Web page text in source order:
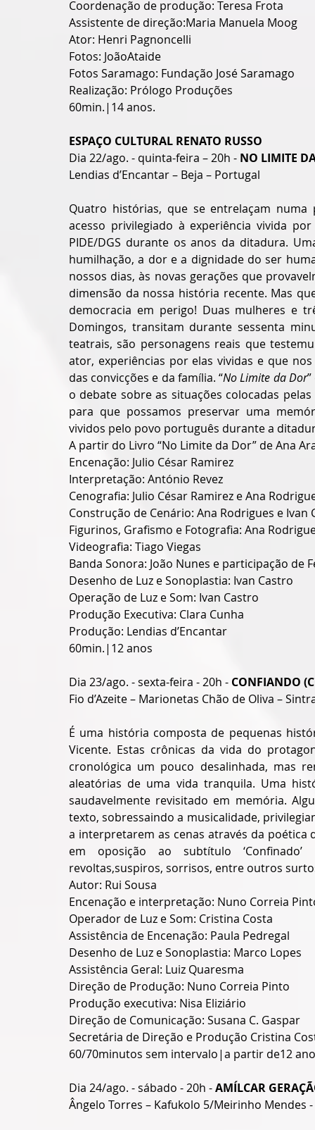
Coordenação de produção: Teresa Frota
Assistente de direção:Maria Manuela Moog
Ator: Henri Pagnoncelli
Fotos: JoãoAtaide
Fotos Saramago: Fundação José Saramago
Realização: Prólogo Produções
60min.|14 anos.
ESPAÇO CULTURAL RENATO RUSSO
Dia 22/ago. - quinta-feira – 20h - NO LIMITE
Lendias d’Encantar – Beja – Portugal
Quatro histórias, que se entrelaçam
acesso privilegiado à experiência vivida
PIDE/DGS durante os anos da ditadura.
humilhação, a dor e a dignidade do ser
nossos dias, às novas gerações que
dimensão da nossa história recente. Mas
democracia em perigo! Duas mulheres e
Domingos, transitam durante sessenta
teatrais, são personagens reais que
ator, experiências por elas vividas e que
das convicções e da família. “No Limite da Dor
o debate sobre as situações colocadas
para que possamos preservar uma
vividos pelo povo português durante a
A partir do Livro “No Limite da Dor” de Ana
Encenação: Julio César Ramirez
Interpretação: António Revez
Cenografia: Julio César Ramirez e Ana
Construção de Cenário: Ana Rodrigues e Ivan
Figurinos, Grafismo e Fotografia: Ana
Videografia: Tiago Viegas
Banda Sonora: João Nunes e participação de
Desenho de Luz e Sonoplastia: Ivan Castro
Operação de Luz e Som: Ivan Castro
Produção Executiva: Clara Cunha
Produção: Lendias d’Encantar
60min.|12 anos
Dia 23/ago. - sexta-feira - 20h - CONFIANDO
Fio d’Azeite – Marionetas Chão de Oliva –
É uma história composta de pequenas
Vicente. Estas crônicas da vida do
cronológica um pouco desalinhada, mas
aleatórias de uma vida tranquila. Uma
saudavelmente revisitado em memória.
texto, sobressaindo a musicalidade,
a interpretarem as cenas através da poética
em oposição ao subtítulo
revoltas,suspiros, sorrisos, entre outros
Autor: Rui Sousa
Encenação e interpretação: Nuno Correia
Operador de Luz e Som: Cristina Costa
Assistência de Encenação: Paula Pedregal
Desenho de Luz e Sonoplastia: Marco Lopes
Assistência Geral: Luiz Quaresma
Direção de Produção: Nuno Correia Pinto
Produção executiva: Nisa Eliziário
Direção de Comunicação: Susana C. Gaspar
Secretária de Direção e Produção Cristina
60/70minutos sem intervalo|a partir de12
Dia 24/ago. - sábado - 20h - AMÍLCAR
Ângelo Torres – Kafukolo 5/Meirinho Mendes